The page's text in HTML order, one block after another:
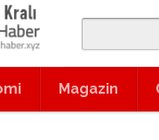
Magazin